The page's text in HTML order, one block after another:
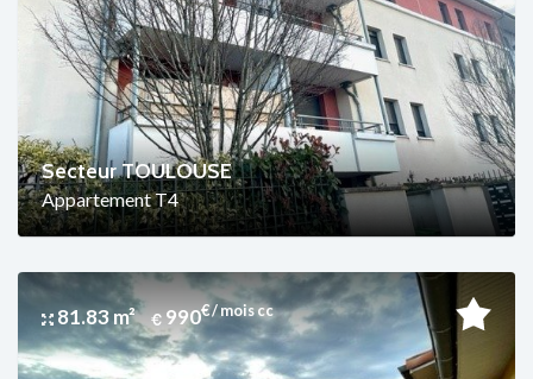
Secteur TOULOUSE
Appartement T4
81.83 m² 990€ / mois cc